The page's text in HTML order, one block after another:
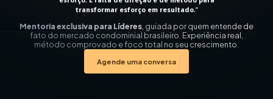
transformar esforço em resultado.”
Mentoria exclusiva para Líderes guiada por quem entende de
fato do mercado condominial brasileiro. Experiência real,
método comprovado e foco total no seu crescimento.
Agende uma conversa